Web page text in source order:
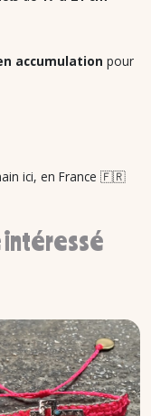
accumulation pour
ici, en France 🇫🇷
intéressé